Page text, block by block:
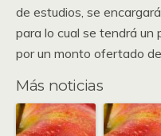
de estudios, se
para lo cual se tendrá un
por un monto ofertado
Más noticias